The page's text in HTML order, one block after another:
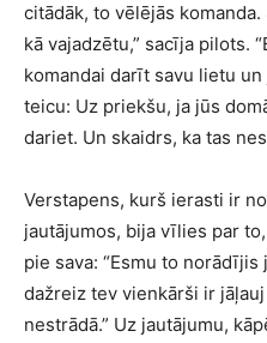
citādāk, to vēlējās
kā vajadzētu,” sacīja pilots.
komandai darīt savu lietu un
teicu: Uz priekšu, ja jūs
dariet. Un skaidrs, ka tas
Verstapens, kurš ierasti ir
jautājumos, bija vīlies par
pie sava: “Esmu to
dažreiz tev vienkārši ir
nestrādā.” Uz jautājumu,